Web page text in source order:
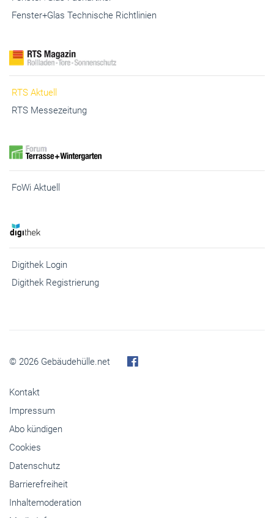
Fenster+Glas Technische Richtlinien
RTS Aktuell
RTS Messezeitung
FoWi Aktuell
Digithek Login
Digithek Registrierung
© 2026 Gebäudehülle.net
Kontakt
Impressum
Abo kündigen
Cookies
Datenschutz
Barrierefreiheit
Inhaltemoderation